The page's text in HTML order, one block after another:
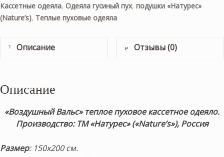
Кассетные одеяла, Одеяла гусиный пух, подушки «Натурес»
(Nature’s), Теплые пуховые одеяла
Описание Отзывы (0)
Описание
«Воздушный Вальс» теплое пуховое кассетное одеяло.
Производство: ТМ «Натурес» («Nature’s»), Россия
Размер: 150х200 см.